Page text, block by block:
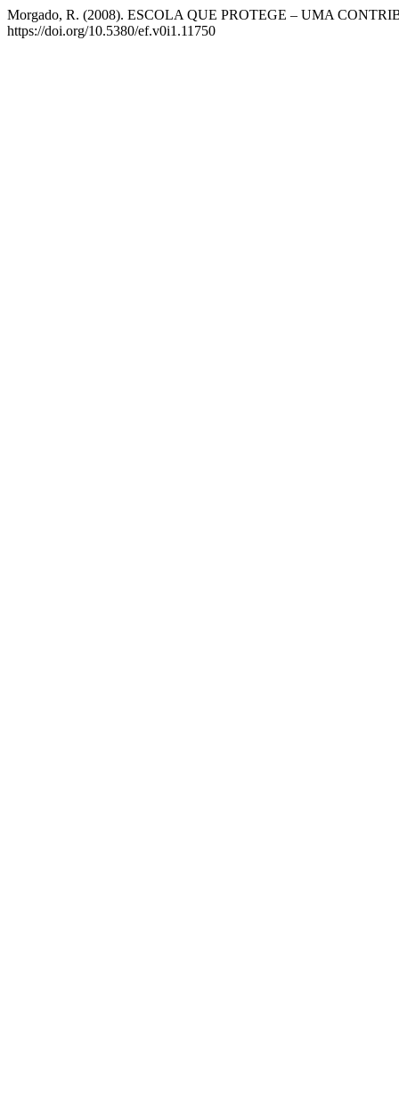
Morgado, R. (2008). ESCOLA QUE PROTEGE – UMA
https://doi.org/10.5380/ef.v0i1.11750